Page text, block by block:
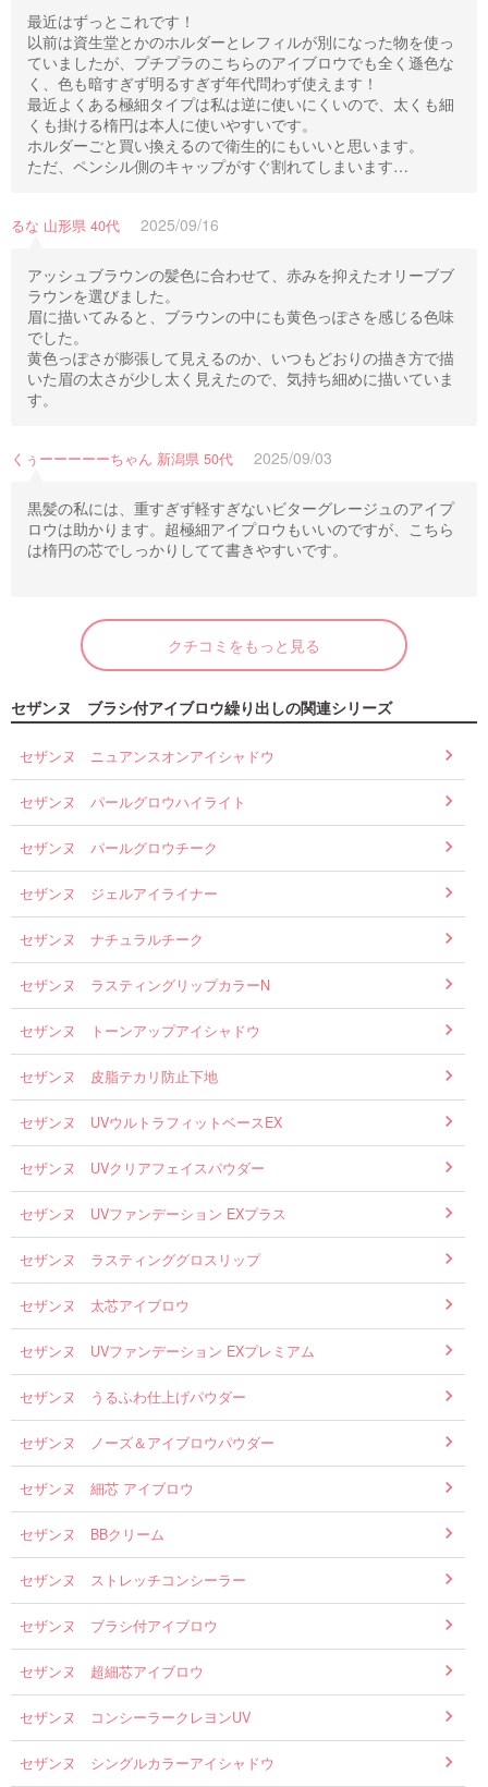
最近はずっとこれです！
以前は資生堂とかのホルダーとレフィルが別になった物を使っ
ていましたが、プチプラのこちらのアイブロウでも全く遜色な
く、色も暗すぎず明るすぎず年代問わず使えます！
最近よくある極細タイプは私は逆に使いにくいので、太くも細
くも掛ける楕円は本人に使いやすいです。
ホルダーごと買い換えるので衛生的にもいいと思います。
ただ、ペンシル側のキャップがすぐ割れてしまいます…
るな 山形県 40代 2025/09/16
アッシュブラウンの髪色に合わせて、赤みを抑えたオリーブブ
ラウンを選びました。
眉に描いてみると、ブラウンの中にも黄色っぽさを感じる色味
でした。
黄色っぽさが膨張して見えるのか、いつもどおりの描き方で描
いた眉の太さが少し太く見えたので、気持ち細めに描いていま
す。
くぅーーーーーちゃん 新潟県 50代 2025/09/03
黒髪の私には、重すぎず軽すぎないビターグレージュのアイプ
ロウは助かります。超極細アイプロウもいいのですが、こちら
は楕円の芯でしっかりしてて書きやすいです。
クチコミをもっと見る
セザンヌ ブラシ付アイブロウ繰り出しの関連シリーズ
セザンヌ ニュアンスオンアイシャドウ
セザンヌ パールグロウハイライト
セザンヌ パールグロウチーク
セザンヌ ジェルアイライナー
セザンヌ ナチュラルチーク
セザンヌ ラスティングリップカラーN
セザンヌ トーンアップアイシャドウ
セザンヌ 皮脂テカリ防止下地
セザンヌ UVウルトラフィットベースEX
セザンヌ UVクリアフェイスパウダー
セザンヌ UVファンデーション EXプラス
セザンヌ ラスティンググロスリップ
セザンヌ 太芯アイブロウ
セザンヌ UVファンデーション EXプレミアム
セザンヌ うるふわ仕上げパウダー
セザンヌ ノーズ＆アイブロウパウダー
セザンヌ 細芯 アイブロウ
セザンヌ BBクリーム
セザンヌ ストレッチコンシーラー
セザンヌ ブラシ付アイブロウ
セザンヌ 超細芯アイブロウ
セザンヌ コンシーラークレヨンUV
セザンヌ シングルカラーアイシャドウ